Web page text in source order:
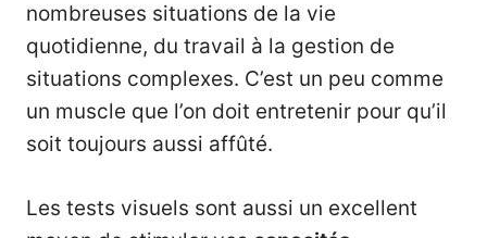
nombreuses situations de la vie
quotidienne, du travail à la gestion de
situations complexes. C’est un peu comme
un muscle que l’on doit entretenir pour qu’il
soit toujours aussi affûté.
Les tests visuels sont aussi un excellent